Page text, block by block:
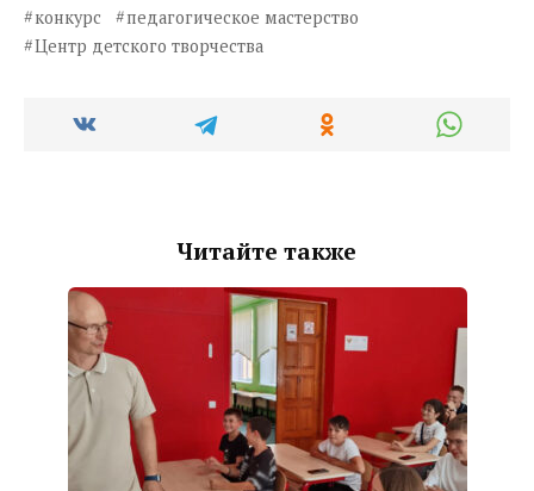
конкурс
педагогическое мастерство
Центр детского творчества
Читайте также